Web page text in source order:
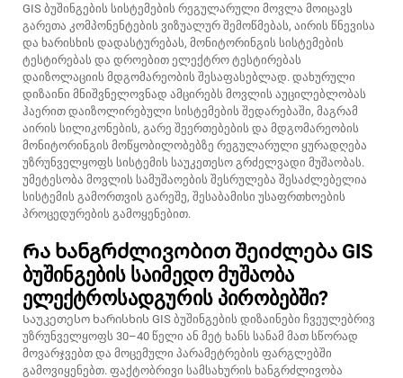
GIS ბუშინგების სისტემების რეგულარული მოვლა მოიცავს
გარეთა კომპონენტების ვიზუალურ შემოწმებას, აირის წნევისა
და ხარისხის დადასტურებას, მონიტორინგის სისტემების
ტესტირებას და დროებით ელექტრო ტესტირებას
დაიზოლაციის მდგომარეობის შესაფასებლად. დახურული
დიზაინი მნიშვნელოვნად ამცირებს მოვლის აუცილებლობას
ჰაერით დაიზოლირებული სისტემების შედარებაში, მაგრამ
აირის სილიკონების, გარე შეერთებების და მდგომარეობის
მონიტორინგის მოწყობილობებზე რეგულარული ყურადღება
უზრუნველყოფს სისტემის საუკეთესო გრძელვადი მუშაობას.
უმეტესობა მოვლის სამუშაოების შესრულება შესაძლებელია
სისტემის გამორთვის გარეშე, შესაბამისი უსაფრთხოების
პროცედურების გამოყენებით.
Რა ხანგრძლივობით შეიძლება GIS
ბუშინგების საიმედო მუშაობა
ელექტროსადგურის პირობებში?
Საუკეთესო ხარისხის GIS ბუშინგების დიზაინები ჩვეულებრივ
უზრუნველყოფს 30–40 წელი ან მეტ ხანს სანამ მათ სწორად
მოვარჯვებთ და მოცემული პარამეტრების ფარგლებში
გამოვიყენებთ. ფაქტობრივი სამსახურის ხანგრძლივობა